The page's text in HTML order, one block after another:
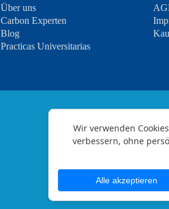
Über uns
Carbon Experten
Blog
Practicas Universitarias
Wir verwenden
verbessern, ohne
Alle akzeptieren